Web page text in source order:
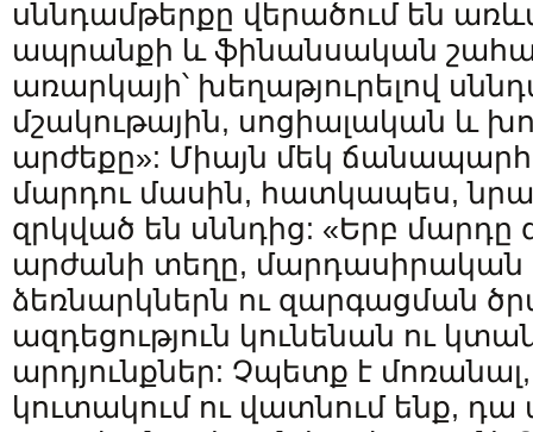
սննդամթերքը վերածում են
ապրանքի և ֆինանսական
առարկայի՝ խեղաթյուրելով
մշակութային, սոցիալական և
արժեքը»: Միայն մեկ
մարդու մասին, հատկապես,
զրկված են սննդից: «Երբ մարդը
արժանի տեղը, մարդասիրական
ձեռնարկներն ու զարգացման
ազդեցություն կունենան ու
արդյունքներ: Չպետք է մոռանալ,
կուտակում ու վատնում ենք,